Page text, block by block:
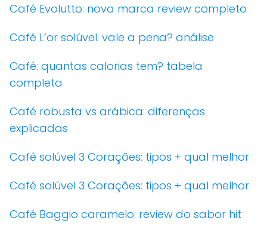
Café Evolutto: nova marca review completo
Café L’or solúvel: vale a pena? análise
Café: quantas calorias tem? tabela
completa
Café robusta vs arábica: diferenças
explicadas
Café solúvel 3 Corações: tipos + qual melhor
Café solúvel 3 Corações: tipos + qual melhor
Café Baggio caramelo: review do sabor hit